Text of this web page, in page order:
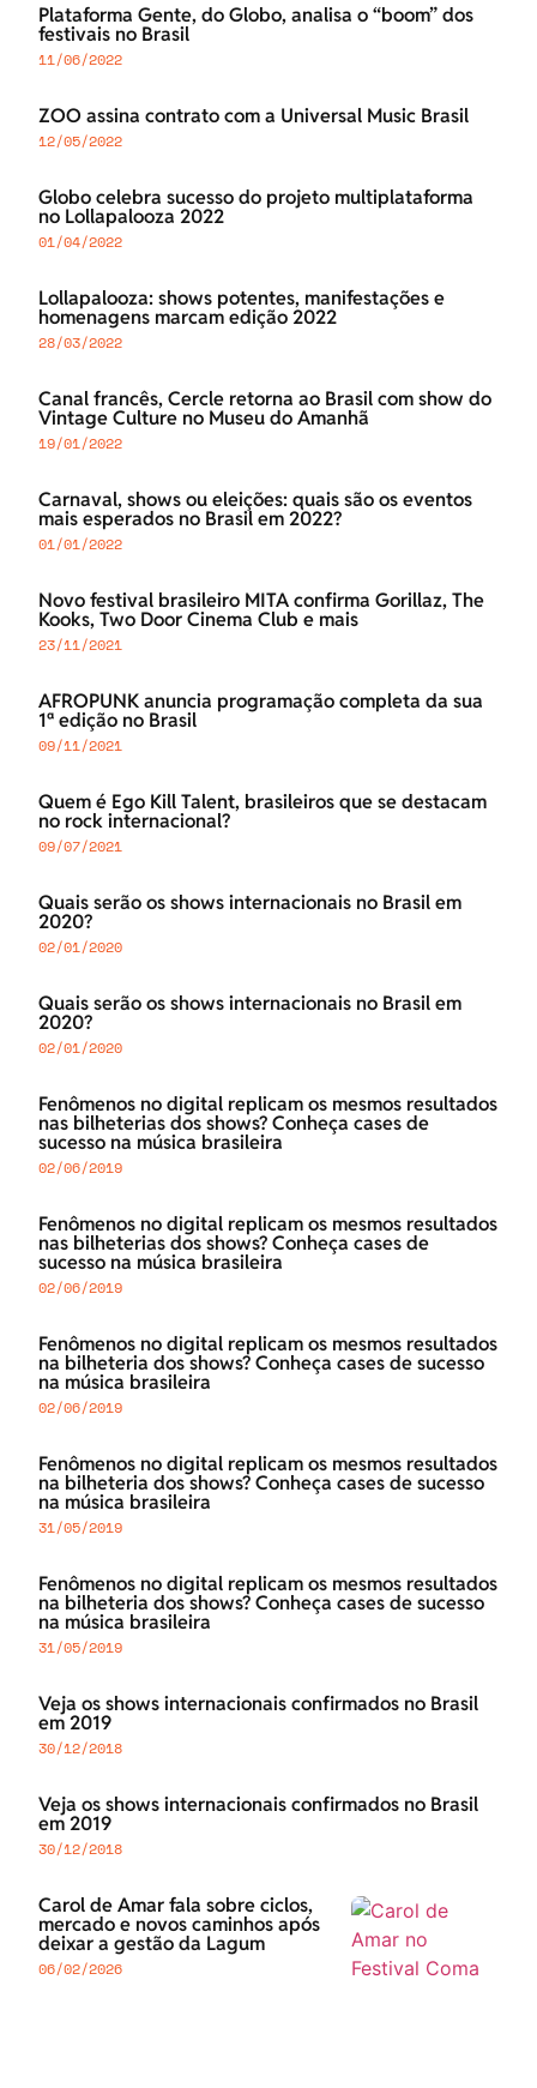
Plataforma Gente, do Globo, analisa o “boom” dos
festivais no Brasil
11/06/2022
ZOO assina contrato com a Universal Music Brasil
12/05/2022
Globo celebra sucesso do projeto multiplataforma
no Lollapalooza 2022
01/04/2022
Lollapalooza: shows potentes, manifestações e
homenagens marcam edição 2022
28/03/2022
Canal francês, Cercle retorna ao Brasil com show do
Vintage Culture no Museu do Amanhã
19/01/2022
Carnaval, shows ou eleições: quais são os eventos
mais esperados no Brasil em 2022?
01/01/2022
Novo festival brasileiro MITA confirma Gorillaz, The
Kooks, Two Door Cinema Club e mais
23/11/2021
AFROPUNK anuncia programação completa da sua
1ª edição no Brasil
09/11/2021
Quem é Ego Kill Talent, brasileiros que se destacam
no rock internacional?
09/07/2021
Quais serão os shows internacionais no Brasil em
2020?
02/01/2020
Quais serão os shows internacionais no Brasil em
2020?
02/01/2020
Fenômenos no digital replicam os mesmos resultados
nas bilheterias dos shows? Conheça cases de
sucesso na música brasileira
02/06/2019
Fenômenos no digital replicam os mesmos resultados
nas bilheterias dos shows? Conheça cases de
sucesso na música brasileira
02/06/2019
Fenômenos no digital replicam os mesmos resultados
na bilheteria dos shows? Conheça cases de sucesso
na música brasileira
02/06/2019
Fenômenos no digital replicam os mesmos resultados
na bilheteria dos shows? Conheça cases de sucesso
na música brasileira
31/05/2019
Fenômenos no digital replicam os mesmos resultados
na bilheteria dos shows? Conheça cases de sucesso
na música brasileira
31/05/2019
Veja os shows internacionais confirmados no Brasil
em 2019
30/12/2018
Veja os shows internacionais confirmados no Brasil
em 2019
30/12/2018
Carol de Amar fala sobre ciclos,
mercado e novos caminhos após
deixar a gestão da Lagum
06/02/2026